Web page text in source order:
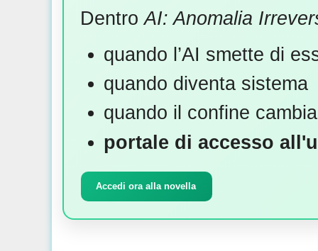
DentroAI: Anomalia
quando l’AI smette di
quando diventa sistema
quando il confine
portale di accesso
Accedi ora alla novella